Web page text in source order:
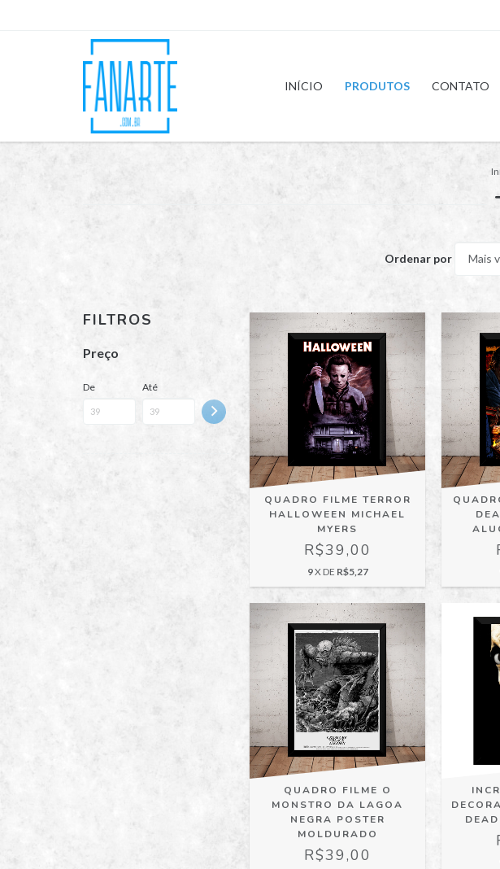
INÍCIO PRODUTOS CONTATO
Ordenar por
FILTROS
Preço
De Até
QUADRO FILME TERROR
HALLOWEEN MICHAEL
MYERS
R$39,00
9X DE R$5,27
QUADRO FILME O
MONSTRO DA LAGOA
NEGRA POSTER
MOLDURADO
R$39,00